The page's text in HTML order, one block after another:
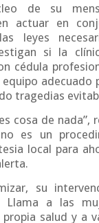
de su
actuar en
leyes
si la
cédula
adecuado
tragedias
cosa de nada”,
es un
local para
su
Llama a las
salud y a